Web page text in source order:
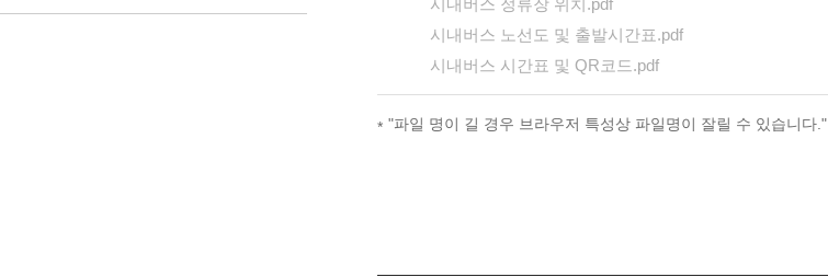
시내버스 노선도 및 출발시간표.pdf
시내버스 시간표 및 QR코드.pdf
"파일 명이 길 경우 브라우저 특성상 파일명이 잘릴 수 있습니다."